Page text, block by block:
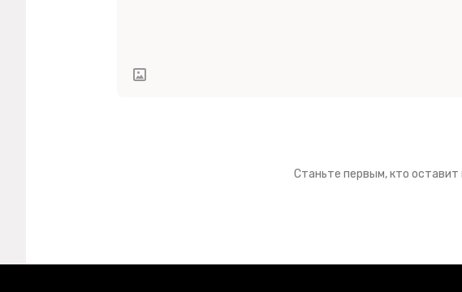
Станьте первым, кто оставит